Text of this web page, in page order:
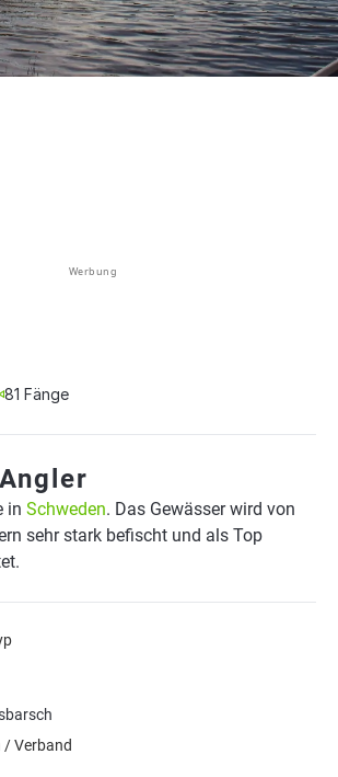
Werbung
81 Fänge
in Schweden. Das Gewässer wird von
sehr stark befischt und als Top
/ Verband